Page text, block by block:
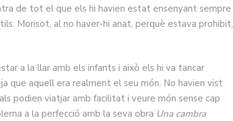
de tot el que els hi havien estat ensenyant sempre
Morisot, al no haver-hi anat, perquè estava prohibit,
a la llar amb els infants i això els hi va tancar
que aquell era realment el seu món. No havien vist
podien viatjar amb facilitat i veure món sense cap
a la perfecció amb la seva obra Una cambra